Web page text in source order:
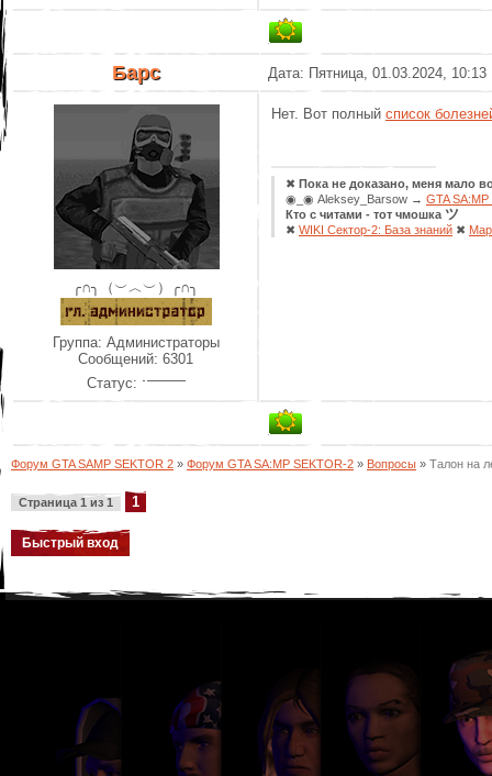
Барс Дата: Пятница, 01.03.2024,
╭∩╮（︶︿︶）╭∩╮
Группа: Администраторы
Сообщений:6301
Статус:
Нет. Вот полный список
✖ Пока не доказано, меня мало
◉_◉ Aleksey_Barsow → GTA
Кто с читами - тот чмошка ツ
✖ WIKI Сектор-2: База знаний ✖
Форум GTA SAMP SEKTOR 2 » Форум GTA SA:MP SEKTOR-2 » Вопросы » Талон на
Страница 1 из 1 1